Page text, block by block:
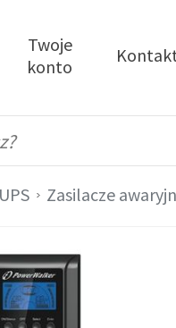
Twoje
konto
Zasilacze